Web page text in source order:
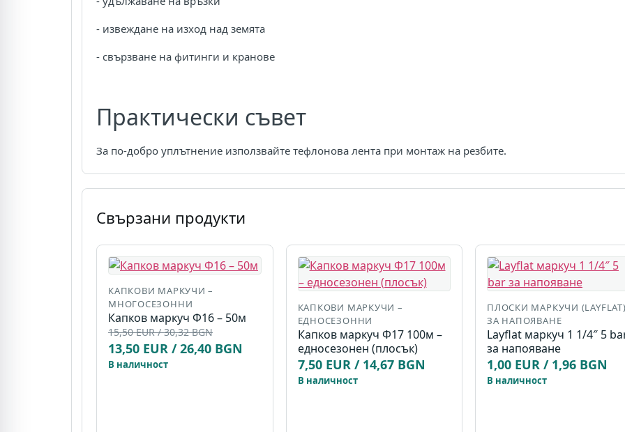
- извеждане на изход над земята
- свързване на фитинги и кранове
Практически съвет
За по-добро уплътнение използвайте тефлонова лента при монтаж на резбите.
Свързани продукти
КАПКОВИ МАРКУЧИ –
МНОГОСЕЗОННИ
Капков маркуч Ф16 – 50м
15,50 EUR / 30,32 BGN
13,50 EUR / 26,40 BGN
В наличност
КАПКОВИ МАРКУЧИ –
ЕДНОСЕЗОННИ
Капков маркуч Ф17 100м –
едносезонен (плосък)
7,50 EUR / 14,67 BGN
В наличност
ПЛОСКИ МАРКУЧИ
ЗА НАПОЯВАНЕ
Layflat маркуч 1 1/4″ 5
за напояване
1,00 EUR / 1,96 BGN
В наличност